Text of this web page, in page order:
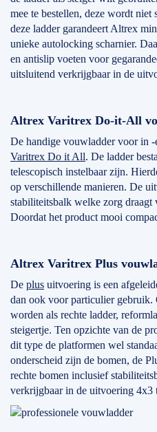
mee te bestellen, deze wordt
deze ladder garandeert Altrex
unieke autolocking scharnier.
en antislip voeten voor
uitsluitend verkrijgbaar in de
Altrex Varitrex Do-it-All
De handige vouwladder voor in
Varitrex Do it All. De ladder
telescopisch instelbaar zijn.
op verschillende manieren. De
stabiliteitsbalk welke zorg
Doordat het product mooi
Altrex Varitrex Plus
De plus uitvoering is een
dan ook voor particulier
worden als rechte ladder,
steigertje. Ten opzichte van de
dit type de platformen wel
onderscheid zijn de bomen, de
rechte bomen inclusief
verkrijgbaar in de uitvoering 4x3